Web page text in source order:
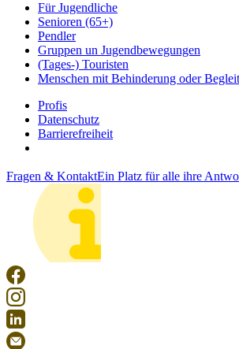
Für Jugendliche
Senioren (65+)
Pendler
Gruppen un Jugendbewegungen
(Tages-) Touristen
Menschen mit Behinderung oder
Profis
Datenschutz
Barrierefreiheit
Fragen & KontaktEin Platz für alle ihre